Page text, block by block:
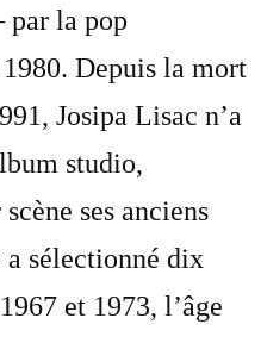
par la pop
1980. Depuis la mort
Josipa Lisac n’a
studio,
ses anciens
a sélectionné dix
et 1973, l’âge